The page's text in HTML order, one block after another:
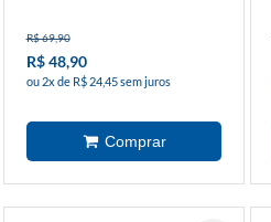
R$ 69,90
R$ 48,90
ou 2x de R$ 24,45 sem juros